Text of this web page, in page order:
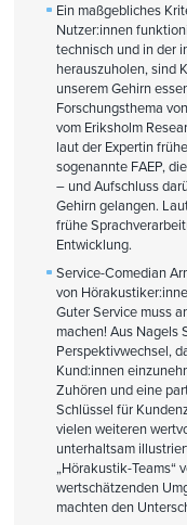
Ein maßgebliches
Nutzer:innen
technisch und in der
herauszuholen, sind
unserem Gehirn
Forschungsthema
vom Eriksholm
laut der Expertin
sogenannte FAEP,
– und Aufschluss
Gehirn gelangen.
frühe
Entwicklung.
Service-Comedian
von
Guter Service muss
machen! Aus Nagels
Perspektivwechsel,
Kund:innen
Zuhören und eine
Schlüssel für
vielen weiteren
unterhaltsam
„Hörakustik-Teams“
wertschätzenden
machten den